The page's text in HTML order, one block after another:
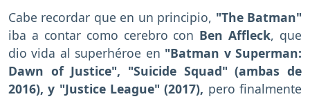
Cabe recordar que en un principio, "The Batman"
iba a contar como cerebro con Ben Affleck, que
dio vida al superhéroe en "Batman v Superman:
Dawn of Justice", "Suicide Squad" (ambas de
2016), y "Justice League" (2017), pero finalmente